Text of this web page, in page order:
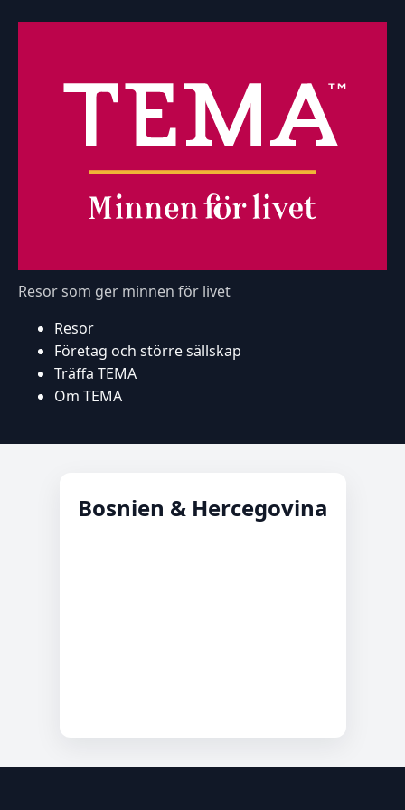
Resor som ger minnen för livet
Resor
Företag och större sällskap
Träffa TEMA
Om TEMA
Bosnien & Hercegovina